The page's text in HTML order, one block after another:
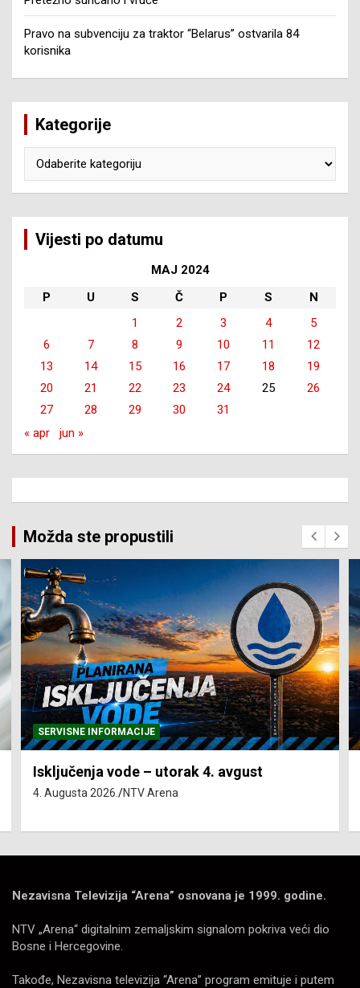
Pravo na subvenciju za traktor “Belarus” ostvarila 84
korisnika
Kategorije
Vijesti po datumu
MAJ 2024
P
U S Č P S
N
1
2 3 4
5
6
7 8 9 10 11
12
13
14 15 16 17 18
19
20
21 22 23 24 25
26
27
28 29 30
31
« apr
jun »
Možda ste propustili
SERVISNE INFORMACIJE
Isključenja vode – utorak 4. avgust
4. Augusta 2026. NTV Arena
Nezavisna Televizija “Arena” osnovana je 1999. godine.
NTV „Arena“ digitalnim zemaljskim signalom pokriva veći dio
Bosne i Hercegovine.
Takođe, Nezavisna televizija “Arena” program emituje i putem